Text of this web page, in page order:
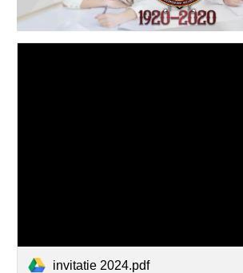
invitatie 2024.pdf